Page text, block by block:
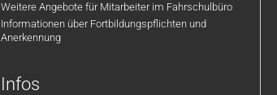
Weitere Angebote für Mitarbeiter im Fahrschulbüro
Informationen über Fortbildungspflichten und
Anerkennung
Infos